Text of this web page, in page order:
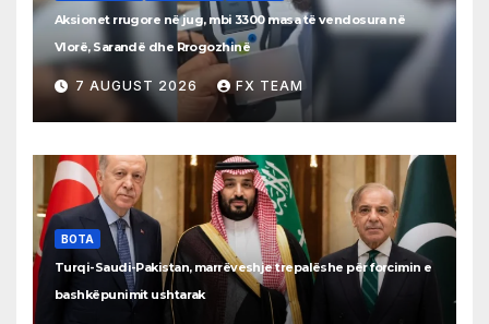
Aksionet rrugore në jug, mbi 3300 masa të vendosura në
Vlorë, Sarandë dhe Rrogozhinë
7 AUGUST 2026 FX TEAM
BOTA
Turqi-Saudi-Pakistan, marrëveshje trepalëshe për forcimin e
bashkëpunimit ushtarak